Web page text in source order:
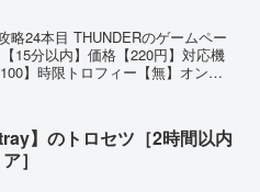
略24本目 THUNDERのゲームペー
15分以内】価格【220円】対応機
】時限トロフィー【無】オンラ
】のトロセツ［2時間以内
］